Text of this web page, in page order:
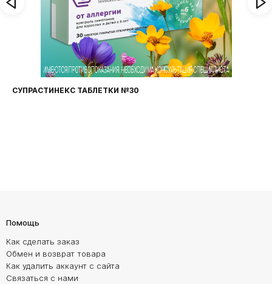
СУПРАСТИНЕКС ТАБЛЕТКИ №30
Помощь
Как сделать заказ
Обмен и возврат товара
Как удалить аккаунт с сайта
Связаться с нами